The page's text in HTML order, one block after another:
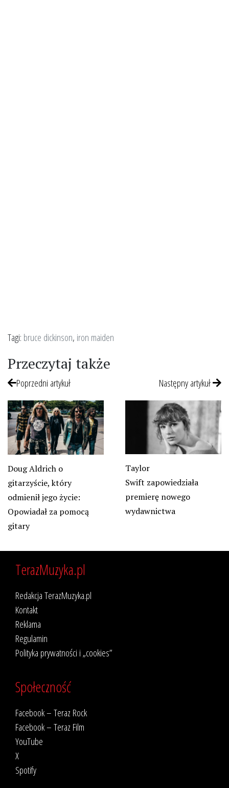
Tagi: bruce dickinson, iron maiden
Przeczytaj także
Poprzedni artykuł
Doug Aldrich o
gitarzyście, który
odmienił jego życie:
Opowiadał za pomocą
gitary
Następny artykuł
Taylor
Swift zapowiedziała
premierę nowego
wydawnictwa
TerazMuzyka.pl
Redakcja TerazMuzyka.pl
Kontakt
Reklama
Regulamin
Polityka prywatności i „cookies”
Społeczność
Facebook – Teraz Rock
Facebook – Teraz Film
YouTube
X
Spotify